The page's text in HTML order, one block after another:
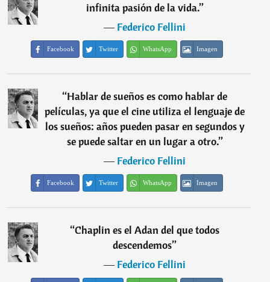
infinita pasión de la vida.”
―Federico Fellini
Facebook Twitter WhatsApp Imagen
“Hablar de sueños es como hablar de
películas, ya que el cine utiliza el lenguaje de
los sueños: años pueden pasar en segundos y
se puede saltar en un lugar a otro.”
―Federico Fellini
Facebook Twitter WhatsApp Imagen
“Chaplin es el Adan del que todos
descendemos”
―Federico Fellini